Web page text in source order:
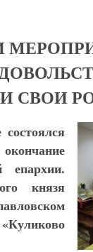
СВОИ
князя